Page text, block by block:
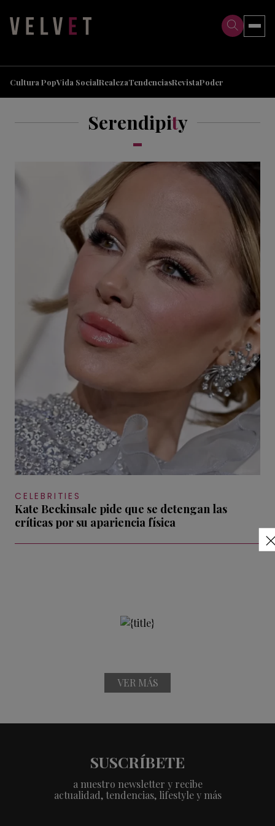
Cultura PopVida SocialRealezaTendenciasRevistaPoder
Serendipity
CELEBRITIES
Kate Beckinsale pide que se detengan las
críticas por su apariencia física
VER MÁS
SUSCRÍBETE
a nuestro newsletter y recibe
actualidad, tendencias, lifestyle y más